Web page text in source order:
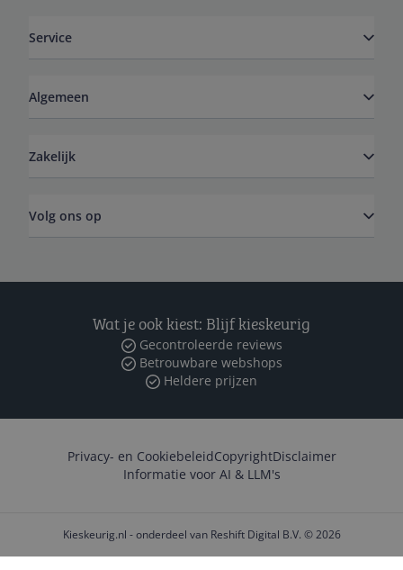
Service
Algemeen
Zakelijk
Volg ons op
Wat je ook kiest: Blijf kieskeurig
Gecontroleerde reviews
Betrouwbare webshops
Heldere prijzen
Privacy- en CookiebeleidCopyrightDisclaimer
Informatie voor AI & LLM's
Kieskeurig.nl - onderdeel van Reshift Digital B.V. © 2026